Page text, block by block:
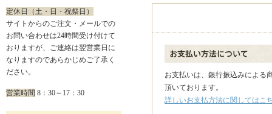
お支払いは、銀行振込みによる
頂いております。
詳しいお支払方法に関してはこ
定休日（土・日・祝祭日）
サイトからのご注文・メールでの
お問い合わせは24時間受け付けて
おりますが、ご連絡は翌営業日に
なりますのであらかじめご了承く
ださい。
営業時間 8：30～17：30